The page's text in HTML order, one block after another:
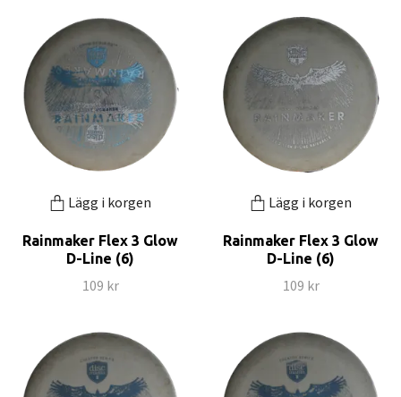
Lägg i korgen
Rainmaker Flex 3 Glow
D-Line (6)
109 kr
Lägg i korgen
Rainmaker Flex 3 Glow
D-Line (6)
109 kr